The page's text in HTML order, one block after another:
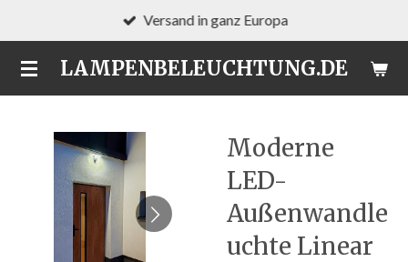
Hauptinhalt
springenLAMPENBELEUCHTUNG.DE
Versand in ganz Europa
Moderne
LED-
Außenwandle
uchte Linear